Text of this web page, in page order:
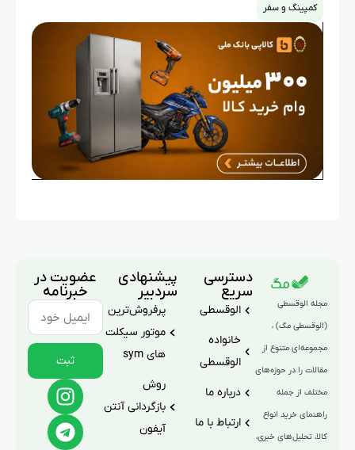
کمپینگ و سفر
مجله الوقسطی
(الوقسطی مگ) ،
مجموعه‌ای متنوع از
مقالات را در حوزه‌های
مختلف از جمله
راهنمای خرید انواع
کالا، تحلیل‌های خبری،
دسترسی
سریع
الوقسطی
خانواده
الوقسطی
درباره ما
ارتباط با ما
پیشنهادی
سردبیر
پرفروش‌ترین
موتور سیکلت
های sym
روش
بازگردانی آنتن
آیفون
عضویت در
خبرنامه
ثبت